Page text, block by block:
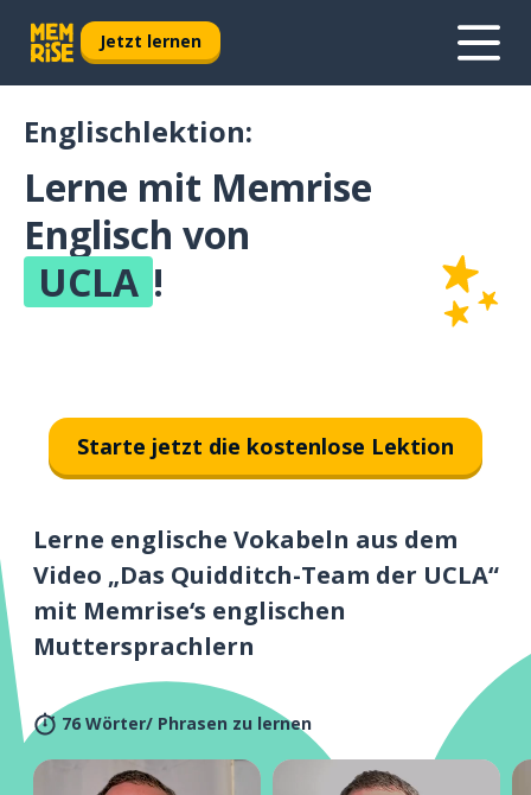
Jetzt lernen
Englischlektion:
Lerne mit Memrise
Englisch von
UCLA !
Starte jetzt die kostenlose Lektion
Lerne englische Vokabeln aus dem
Video „Das Quidditch-Team der UCLA“
mit Memrise‘s englischen
Muttersprachlern
76 Wörter/ Phrasen zu lernen